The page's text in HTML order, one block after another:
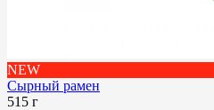
NEW
Сырный рамен
515 г